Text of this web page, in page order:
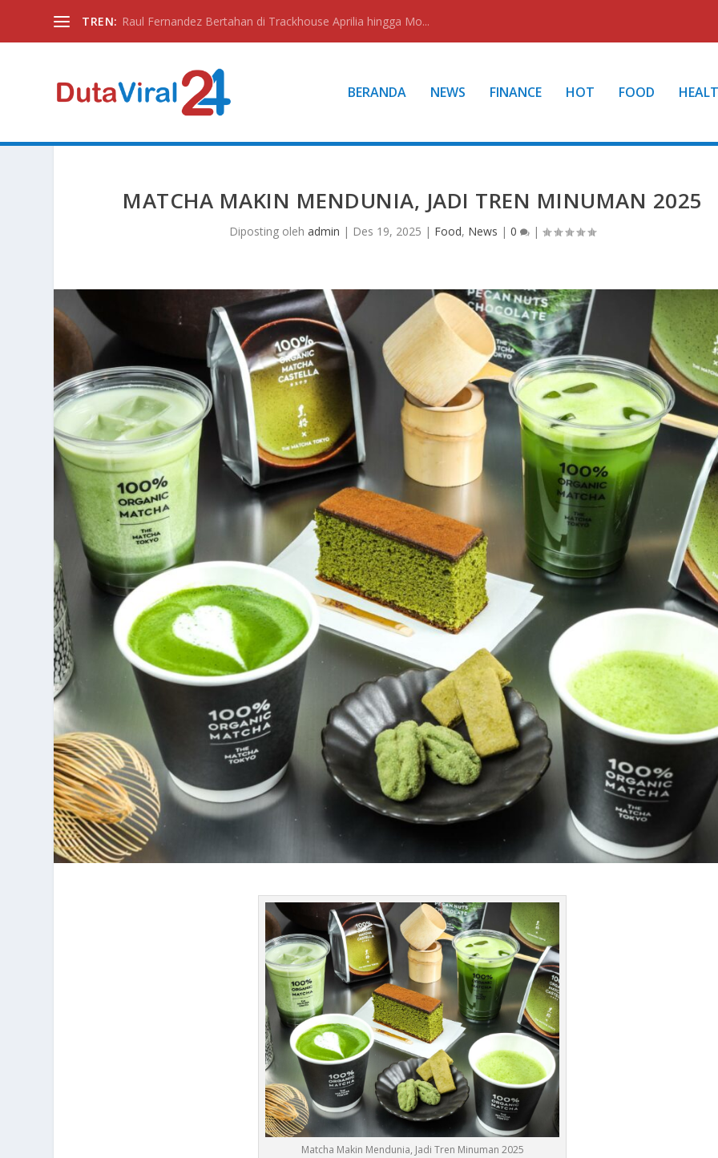
TREN: Raul Fernandez Bertahan di Trackhouse Aprilia hingga Mo...
BERANDA NEWS FINANCE HOT FOOD
MATCHA MAKIN MENDUNIA, JADI TREN MINUMAN 2025
Diposting olehadmin | Des 19, 2025 | Food, News |0 |
Matcha Makin Mendunia, Jadi Tren Minuman 2025